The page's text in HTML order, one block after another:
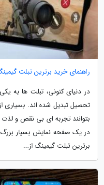
راهنمای خرید برترین تبلت
در دنیای کنونی، تبلت ها به
تحصیل تبدیل شده اند. بسیاری
بتوانند تجربه ای بی نقص و
در یک صفحه نمایش بسیار بزرگ تر
برترین تبلت گیمینگ از...